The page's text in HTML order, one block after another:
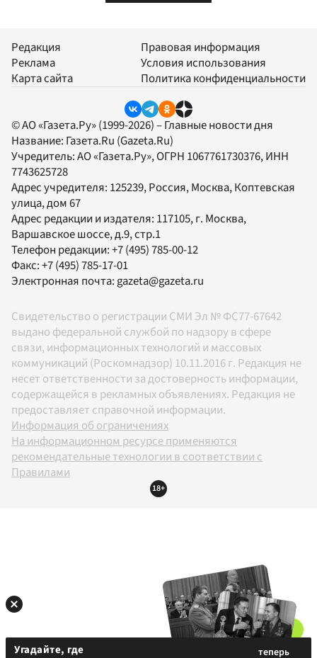
Редакция
Реклама
Карта сайта
Правовая информация
Условия использования
Политика конфиденциальности
© АО «Газета.Ру» (1999-2026) – Главные новости дня
Название: Газета.Ru (Gazeta.Ru)
Учредитель:АО «Газета.Ру», ОГРН 1067761730376, ИНН
7743625728
Адрес учредителя: 125239, Россия, Москва, Коптевская
улица, дом 67
Адрес редакции и издателя: 117105, г. Москва,
Варшавское шоссе, д.9, стр.1
Телефон редакции:+7 (495) 785-00-12
Факс:+7 (495) 785-17-01
Электронная почта: gazeta@gazeta.ru
Свидетельство о регистрации СМИ Эл № ФС77-67642
выдано федеральной службой по надзору в сфере
связи, информационных технологий и массовых
коммуникаций (Роскомнадзор) 10.11.2016 г. Редакция не
несет ответственности за достоверность информации,
содержащейся в рекламных объявлениях. Редакция не
предоставляет справочной информации.
Информация об ограничениях
На информационном ресурсе применяются
рекомендательные технологии в соответствии с
Правилами
18+
Угадайте, где